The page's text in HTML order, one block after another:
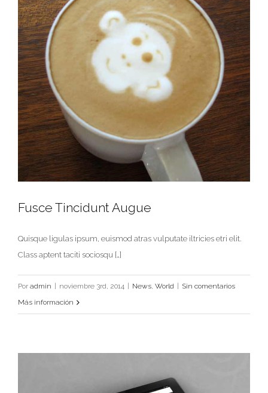
Fusce Tincidunt Augue
Fusce Tincidunt Augue
Quisque ligulas ipsum, euismod atras vulputate iltricies etri elit.
Class aptent taciti sociosqu […]
Por admin | noviembre 3rd, 2014 | News, World | Sin comentarios
Más información